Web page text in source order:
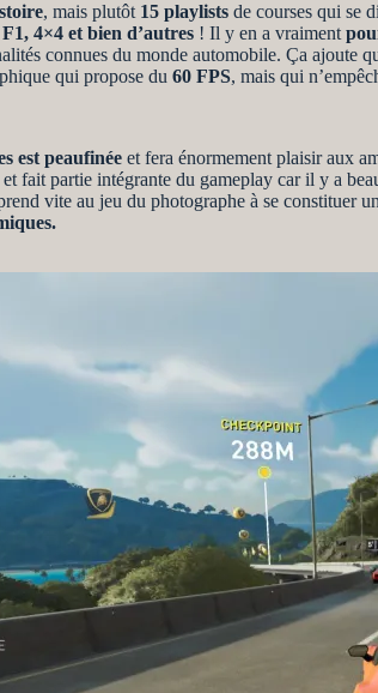
, mais plutôt 15 playlists de courses qui se
4×4 et bien d’autres ! Il y en a vraiment
connues du monde automobile. Ça ajoute
qui propose du 60 FPS, mais qui
est peaufinée et fera énormement plaisir aux
fait partie intégrante du gameplay car il y a
vite au jeu du photographe à se constituer